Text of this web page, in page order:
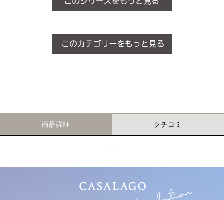
商品詳細 クチコミ
↑